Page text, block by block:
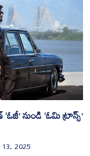
నుండి ‘ఓమి ట్రాన్స్’
2025